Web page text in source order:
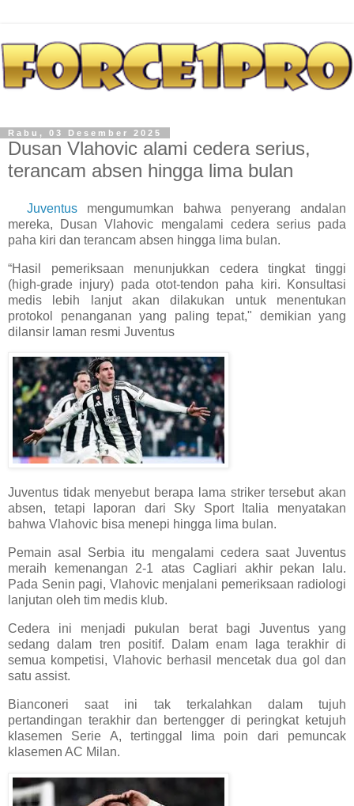
Rabu, 03 Desember 2025
Dusan Vlahovic alami cedera serius,
terancam absen hingga lima bulan
Juventus mengumumkan bahwa penyerang andalan
mereka, Dusan Vlahovic mengalami cedera serius pada
paha kiri dan terancam absen hingga lima bulan.
“Hasil pemeriksaan menunjukkan cedera tingkat tinggi
(high-grade injury) pada otot-tendon paha kiri. Konsultasi
medis lebih lanjut akan dilakukan untuk menentukan
protokol penanganan yang paling tepat," demikian yang
dilansir laman resmi Juventus
Juventus tidak menyebut berapa lama striker tersebut akan
absen, tetapi laporan dari Sky Sport Italia menyatakan
bahwa Vlahovic bisa menepi hingga lima bulan.
Pemain asal Serbia itu mengalami cedera saat Juventus
meraih kemenangan 2-1 atas Cagliari akhir pekan lalu.
Pada Senin pagi, Vlahovic menjalani pemeriksaan radiologi
lanjutan oleh tim medis klub.
Cedera ini menjadi pukulan berat bagi Juventus yang
sedang dalam tren positif. Dalam enam laga terakhir di
semua kompetisi, Vlahovic berhasil mencetak dua gol dan
satu assist.
Bianconeri saat ini tak terkalahkan dalam tujuh
pertandingan terakhir dan bertengger di peringkat ketujuh
klasemen Serie A, tertinggal lima poin dari pemuncak
klasemen AC Milan.